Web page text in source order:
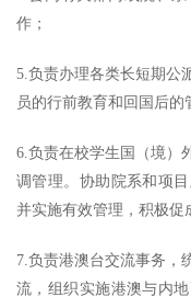
作；
5.负责办理各类长短期公
员的行前教育和回国后的
6.负责在校学生国（境）
调管理。协助院系和项
并实施有效管理，积极促
7.负责港澳台交流事务，
流，组织实施港澳与内